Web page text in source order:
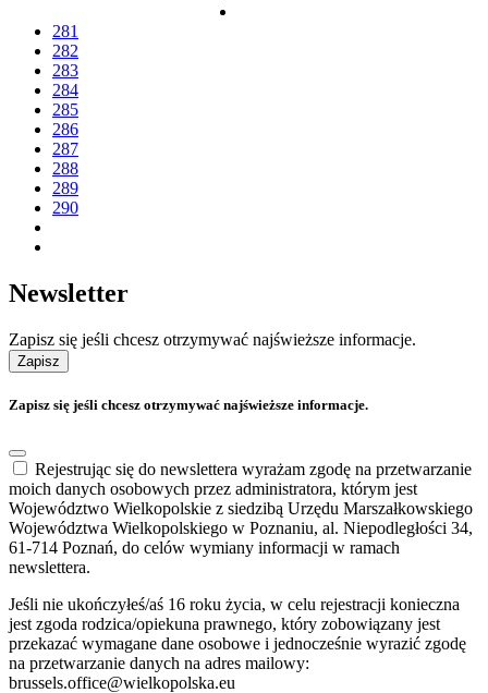
281
282
283
284
285
286
287
288
289
290
Newsletter
Zapisz się jeśli chcesz otrzymywać najświeższe informacje.
Zapisz
Zapisz się jeśli chcesz otrzymywać najświeższe informacje.
Rejestrując się do newslettera wyrażam zgodę na przetwarzanie
moich danych osobowych przez administratora, którym jest
Województwo Wielkopolskie z siedzibą Urzędu Marszałkowskiego
Województwa Wielkopolskiego w Poznaniu, al. Niepodległości 34,
61-714 Poznań, do celów wymiany informacji w ramach
newslettera.
Jeśli nie ukończyłeś/aś 16 roku życia, w celu rejestracji konieczna
jest zgoda rodzica/opiekuna prawnego, który zobowiązany jest
przekazać wymagane dane osobowe i jednocześnie wyrazić zgodę
na przetwarzanie danych na adres mailowy:
brussels.office@wielkopolska.eu